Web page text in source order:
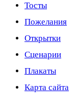
Тосты
Пожелания
Открытки
Сценарии
Плакаты
Карта сайта